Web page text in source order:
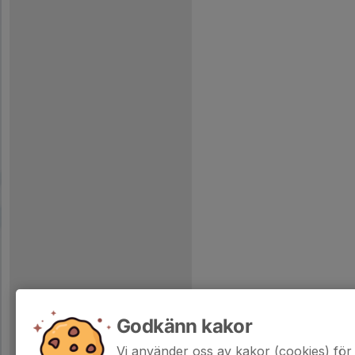
Godkänn kakor
Vi använder oss av kakor (cookies)